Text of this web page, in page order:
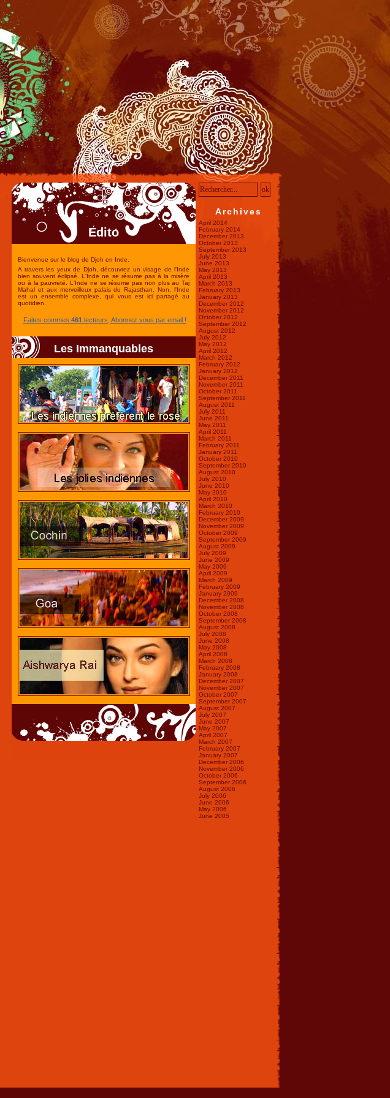
Edito
Bienvenue sur le blog de Djoh en Inde.
A travers les yeux de Djoh, découvrez un visage de l'Inde
bien souvent éclipsé. L'Inde ne se résume pas à la misère
ou à la pauvreté. L'Inde ne se résume pas non plus au Taj
Mahal et aux merveilleux palais du Rajasthan. Non, l'Inde
est un ensemble complexe, qui vous est ici partagé au
quotidien.
Faites commes 461 lecteurs, Abonnez vous par email !
Les Immanquables
Archives
April 2014
February 2014
December 2013
October 2013
September 2013
July 2013
June 2013
May 2013
April 2013
March 2013
February 2013
January 2013
December 2012
November 2012
October 2012
September 2012
August 2012
July 2012
May 2012
April 2012
March 2012
February 2012
January 2012
December 2011
November 2011
October 2011
September 2011
August 2011
July 2011
June 2011
May 2011
April 2011
March 2011
February 2011
January 2011
October 2010
September 2010
August 2010
July 2010
June 2010
May 2010
April 2010
March 2010
February 2010
December 2009
November 2009
October 2009
September 2009
August 2009
July 2009
June 2009
May 2009
April 2009
March 2009
February 2009
January 2009
December 2008
November 2008
October 2008
September 2008
August 2008
July 2008
June 2008
May 2008
April 2008
March 2008
February 2008
January 2008
December 2007
November 2007
October 2007
September 2007
August 2007
July 2007
June 2007
May 2007
April 2007
March 2007
February 2007
January 2007
December 2006
November 2006
October 2006
September 2006
August 2006
July 2006
June 2006
May 2006
June 2005